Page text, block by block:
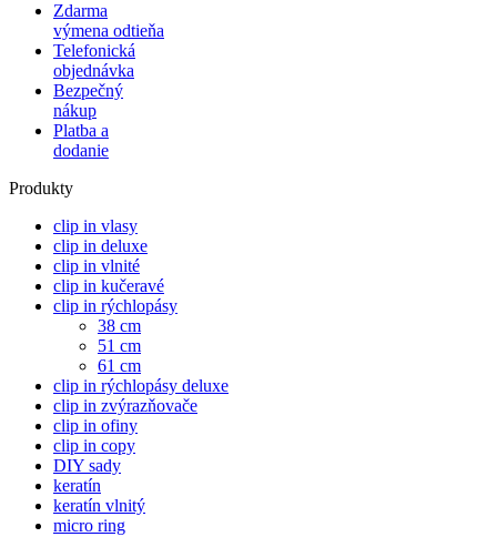
Zdarma
výmena odtieňa
Telefonická
objednávka
Bezpečný
nákup
Platba a
dodanie
Produkty
clip in vlasy
clip in deluxe
clip in vlnité
clip in kučeravé
clip in rýchlopásy
38 cm
51 cm
61 cm
clip in rýchlopásy deluxe
clip in zvýrazňovače
clip in ofiny
clip in copy
DIY sady
keratín
keratín vlnitý
micro ring